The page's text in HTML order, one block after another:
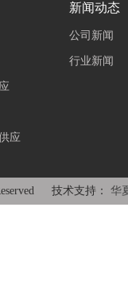
应
新闻动态
公司新闻
行业新闻
技术支持： 华